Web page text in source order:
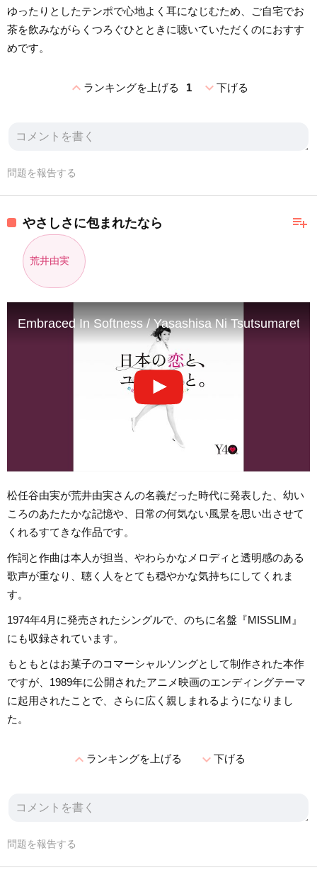
ゆったりとしたテンポで心地よく耳になじむため、ご自宅でお
茶を飲みながらくつろぐひとときに聴いていただくのにおすす
めです。
expand_lessランキングを上げる 1 expand_more下げる
問題を報告する
playlist_add
やさしさに包まれたなら
荒井由実
Embraced In Softness / Yasashisa Ni Tsutsumareta
松任谷由実が荒井由実さんの名義だった時代に発表した、幼い
ころのあたたかな記憶や、日常の何気ない風景を思い出させて
くれるすてきな作品です。
作詞と作曲は本人が担当、やわらかなメロディと透明感のある
歌声が重なり、聴く人をとても穏やかな気持ちにしてくれま
す。
1974年4月に発売されたシングルで、のちに名盤『MISSLIM』
にも収録されています。
もともとはお菓子のコマーシャルソングとして制作された本作
ですが、1989年に公開されたアニメ映画のエンディングテーマ
に起用されたことで、さらに広く親しまれるようになりまし
た。
expand_lessランキングを上げる expand_more下げる
問題を報告する